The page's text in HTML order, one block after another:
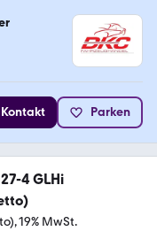
Kontakt Parken
4 GLHi
19% MwSt.